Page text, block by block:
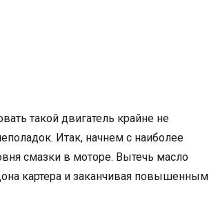
такой двигатель крайне не
Итак, начнем с наиболее
смазки в моторе. Вытечь масло
картера и заканчивая повышенным